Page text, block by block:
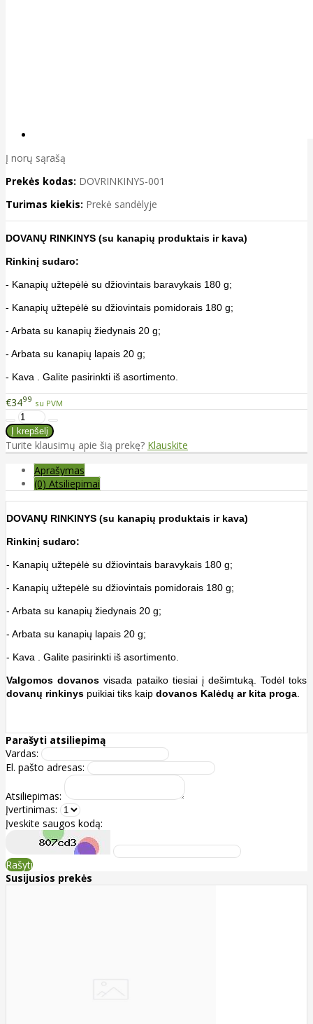
Į norų sąrašą
Prekės kodas: DOVRINKINYS-001
Turimas kiekis: Prekė sandėlyje
DOVANŲ RINKINYS (su kanapių produktais ir kava)
Rinkinį sudaro:
- Kanapių užtepėlė su džiovintais baravykais 180 g;
- Kanapių užtepėlė su džiovintais pomidorais 180 g;
- Arbata su kanapių žiedynais 20 g;
- Arbata su kanapių lapais 20 g;
- Kava . Galite pasirinkti iš asortimento.
€3499 su PVM
Turite klausimų apie šią prekę? Klauskite
Aprašymas
(0) Atsiliepimai
DOVANŲ RINKINYS (su kanapių produktais ir kava)
Rinkinį sudaro:
- Kanapių užtepėlė su džiovintais baravykais 180 g;
- Kanapių užtepėlė su džiovintais pomidorais 180 g;
- Arbata su kanapių žiedynais 20 g;
- Arbata su kanapių lapais 20 g;
- Kava . Galite pasirinkti iš asortimento.
Valgomos dovanos visada pataiko tiesiai į dešimtuką. Todėl toks
dovanų rinkinys puikiai tiks kaip dovanos Kalėdų ar kita proga
Parašyti atsiliepimą
Vardas:
El. pašto adresas:
Atsiliepimas:
Įvertinimas:
Įveskite saugos kodą:
Rašyti
Susijusios prekės